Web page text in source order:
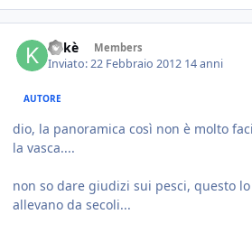
Kekè Members
Inviato:22 Febbraio 2012 14 anni
AUTORE
dio, la panoramica così non è molto
la vasca....
non so dare giudizi sui pesci, questo
allevano da secoli...